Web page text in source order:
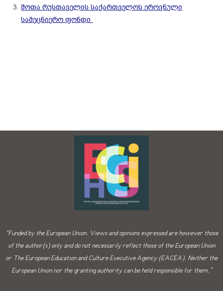
შოთა რუსთაველის საქართველოს ეროვნული
სამეცნიერო ფონდი
“Funded by the European Union. Views and opinions expressed are however those
of the author(s) only and do not necessarily reflect those of the European Union
or The European Education and Culture Executive Agency (EACEA). Neither the
European Union nor the granting authority can be held responsible for them.”